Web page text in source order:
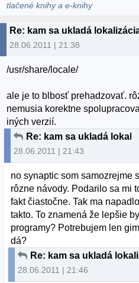
tlačené knihy a e-knihy
Re: kam sa ukladá
28.06.2011 | 21:38
/usr/share/locale/
ale je to blbosť prehadzovať.
nemusia korektne
iných verzií.
Re: kam sa ukladá
28.06.2011 | 21:43
no synaptic som samozrejme
rôzne návody. Podarilo sa mi
fakt čiastočne. Tak ma
takto. To znamená že lepšie
programy? Potrebujem len
dá?
Re: kam sa ukladá
28.06.2011 | 21:46